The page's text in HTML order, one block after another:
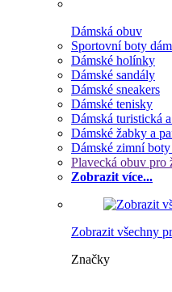
Dámská obuv
Sportovní boty
Dámské holínky
Dámské sandály
Dámské sneakers
Dámské tenisky
Dámská turistická
Dámské žabky a
Dámské zimní boty
Plavecká obuv pro
Zobrazit více...
Zobrazit všechny
Značky